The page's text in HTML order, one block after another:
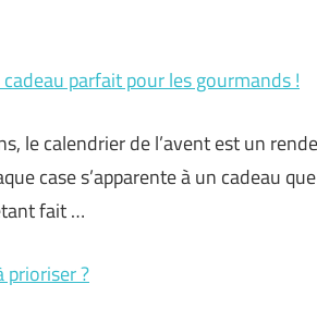
parfait pour les gourmands !
le calendrier de l’avent est un
case s’apparente à un cadeau
fait …
prioriser ?